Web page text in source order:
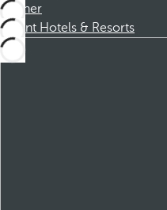
Partner
Dorint Hotels & Resorts